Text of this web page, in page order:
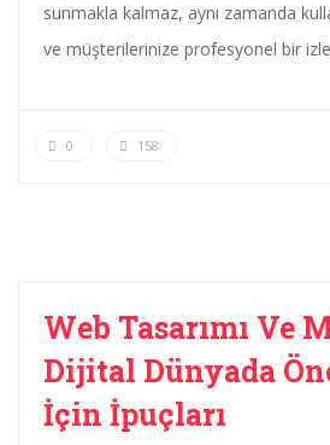
sunmakla kalmaz, aynı zamanda
ve müşterilerinize profesyonel bir
0 158
Web Tasarımı Ve
Dijital Dünyada
İçin İpuçları